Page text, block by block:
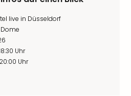
live in Düsseldorf
Dome
Uhr
Uhr